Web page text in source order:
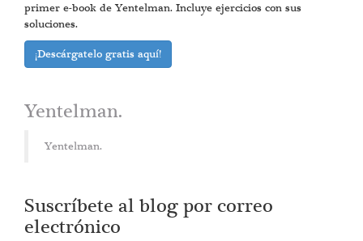
primer e-book de Yentelman. Incluye ejercicios con sus
soluciones.
¡Descárgatelo gratis aquí!
Yentelman.
Yentelman.
Suscríbete al blog por correo
electrónico